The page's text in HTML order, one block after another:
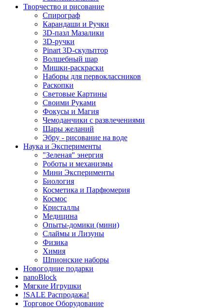
Творчество и рисование
Спирограф
Карандаши и Ручки
3D-пазл Мазалики
3D-ручки
Pinart 3D-скульптор
Волшебный шар
Мишки-раскраски
Наборы для первоклассников
Раскопки
Световые Картины
Своими Руками
Фокусы и Магия
Чемоданчики с развлечениями
Шары желаний
Эбру - рисование на воде
Наука и Эксперименты
"Зеленая" энергия
Роботы и механизмы
Мини Эксперименты
Биология
Косметика и Парфюмерия
Космос
Кристаллы
Медицина
Опыты-домики (мини)
Слаймы и Лизуны
Физика
Химия
Шпионские наборы
Новогодние подарки
nanoBlock
Мягкие Игрушки
!SALE Распродажа!
Торговое Оборудование